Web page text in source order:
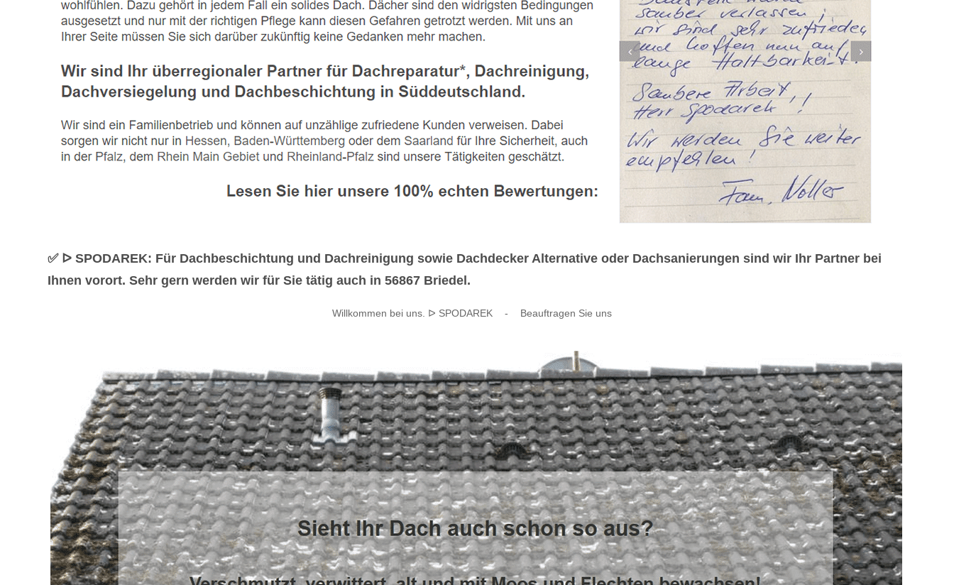
✅ ᐅ SPODAREK: Für Dachbeschichtung und Dachreinigung sowie Dachdecker Alternative oder Dachsanierungen sind wir Ihr Partner bei
Ihnen vorort. Sehr gern werden wir für Sie tätig auch in 56867 Briedel.
Willkommen bei uns. ᐅ SPODAREK - Beauftragen Sie uns